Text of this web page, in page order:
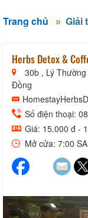
Trang chủ Giải
Herbs Detox &
30b , Lý
Đồng
Số điện thoại:
Giá: 15.000 đ -
Mở cửa: 7:00